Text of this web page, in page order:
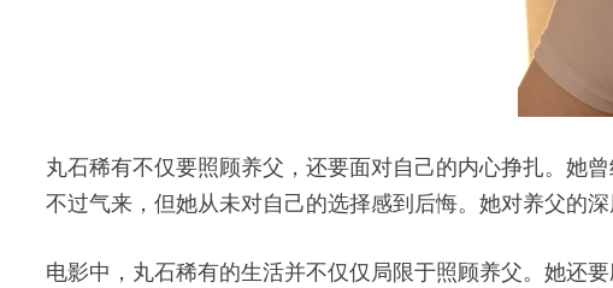
丸石稀有不仅要照顾养父，还要面对自己的内心挣扎。她
不过气来，但她从未对自己的选择感到后悔。她对养父的
电影中，丸石稀有的生活并不仅仅局限于照顾养父。她还